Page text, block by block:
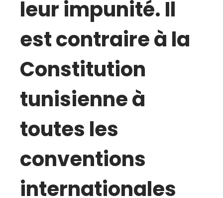
leur impunité. Il
est contraire à la
Constitution
tunisienne à
toutes les
conventions
internationales